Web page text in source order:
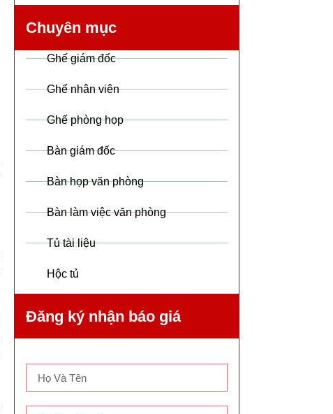
Chuyên mục
Ghế giám đốc
Ghế nhân viên
Ghế phòng họp
Bàn giám đốc
Bàn họp văn phòng
Bàn làm việc văn phòng
Tủ tài liệu
Hộc tủ
Đăng ký nhận báo giá